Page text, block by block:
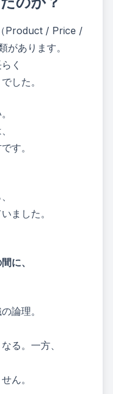
Product / Price /
あります。
く
した。
す。
ました。
に、
論理。
る。一方、
ん。